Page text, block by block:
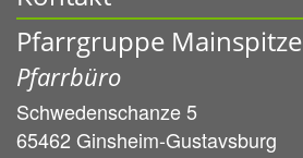
Pfarrgruppe Mainspitze
Pfarrbüro
Schwedenschanze 5
65462 Ginsheim-Gustavsburg